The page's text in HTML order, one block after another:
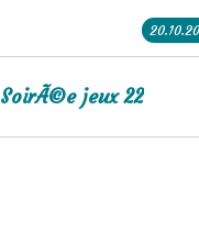
SoirÃ©e jeux 22